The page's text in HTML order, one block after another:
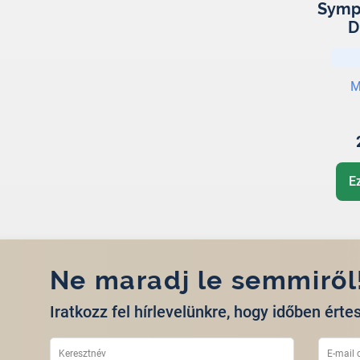
Ne maradj le
Iratkozz fel hírlevelünkre, hogy időben